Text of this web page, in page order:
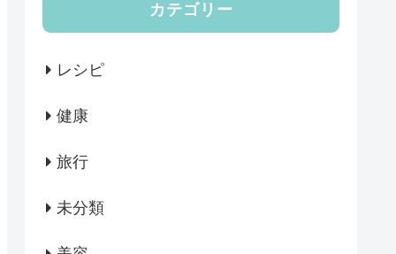
カテゴリー
レシピ
健康
旅行
未分類